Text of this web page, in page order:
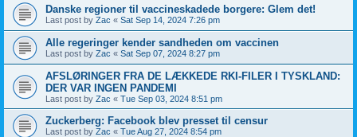
Danske regioner til vaccineskadede borgere: Glem det!
Last post by Zac « Sat Sep 14, 2024 7:26 pm
Alle regeringer kender sandheden om vaccinen
Last post by Zac « Sat Sep 07, 2024 8:27 pm
AFSLØRINGER FRA DE LÆKKEDE RKI-FILER I TYSKLAND:
DER VAR INGEN PANDEMI
Last post by Zac « Tue Sep 03, 2024 8:51 pm
Zuckerberg: Facebook blev presset til censur
Last post by Zac « Tue Aug 27, 2024 8:54 pm